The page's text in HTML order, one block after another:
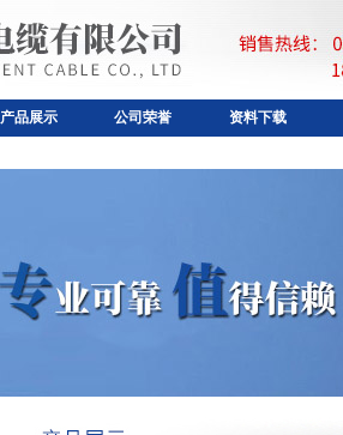
产品展示 公司荣誉 资料下载